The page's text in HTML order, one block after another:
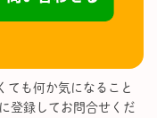
ても何か気になること
登録してお問合せくだ